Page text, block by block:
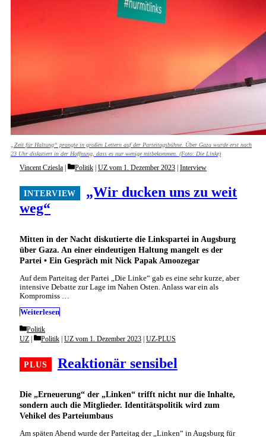
„Zeit für Haltung“ prangte in großen Lettern auf der Parteitagsbühne. Über Gaza wurde erst nach
23 Uhr diskutiert in der Hoffnung, dass es nur wenige mitbekommen. (Foto: Die Linke)
Mitten in der Nacht diskutierte die Linkspartei in Augsburg
über Gaza. An einer eindeutigen Haltung mangelt es der
Partei • Ein Gespräch mit Nick Papak Amoozegar
„Wir ducken uns zu weit
weg“
Vincent Cziesla Categories
Politik UZ vom 1. Dezember 2023 Interview
Auf dem Parteitag der Partei „Die Linke“ gab es eine sehr kurze, aber
intensive Debatte zur Lage im Nahen Osten. Anlass war ein als
Kompromiss …
Weiterlesen
Categories
Politik
Die „Erneuerung“ der „Linken“ trifft nicht nur die Inhalte,
sondern auch die Mitglieder. Identitätspolitik wird zum
Vehikel des Parteiumbaus
Reaktionär sensibel
UZ Categories
Politik UZ vom 1. Dezember 2023 UZ-PLUS
Am späten Abend wurde der Parteitag der „Linken“ in Augsburg für